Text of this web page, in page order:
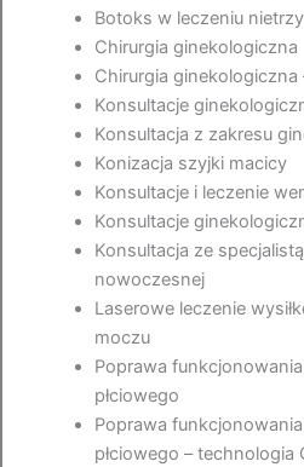
Botoks w leczeniu
Chirurgia ginekologiczna
Chirurgia ginekologiczna
Konsultacje
Konsultacja z zakresu
Konizacja szyjki macicy
Konsultacje i leczenie
Konsultacje
Konsultacja ze
nowoczesnej
Laserowe leczenie
moczu
Poprawa
płciowego
Poprawa
płciowego – technologia